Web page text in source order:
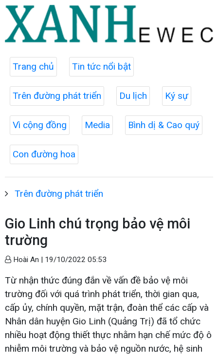
Trang chủ Tin tức nổi bật
Trên đường phát triển Du lịch Ký sự
Vì cộng đồng Media Bình dị & Cao quý
Con đường hoa
Trên đường phát triển
Gio Linh chú trọng bảo vệ môi
trường
Hoài An | 19/10/2022 05:53
Từ nhận thức đúng đắn về vấn đề bảo vệ môi
trường đối với quá trình phát triển, thời gian qua,
cấp ủy, chính quyền, mặt trận, đoàn thể các cấp và
Nhân dân huyện Gio Linh (Quảng Trị) đã tổ chức
nhiều hoạt động thiết thực nhằm hạn chế mức độ ô
nhiễm môi trường và bảo vệ nguồn nước, hệ sinh